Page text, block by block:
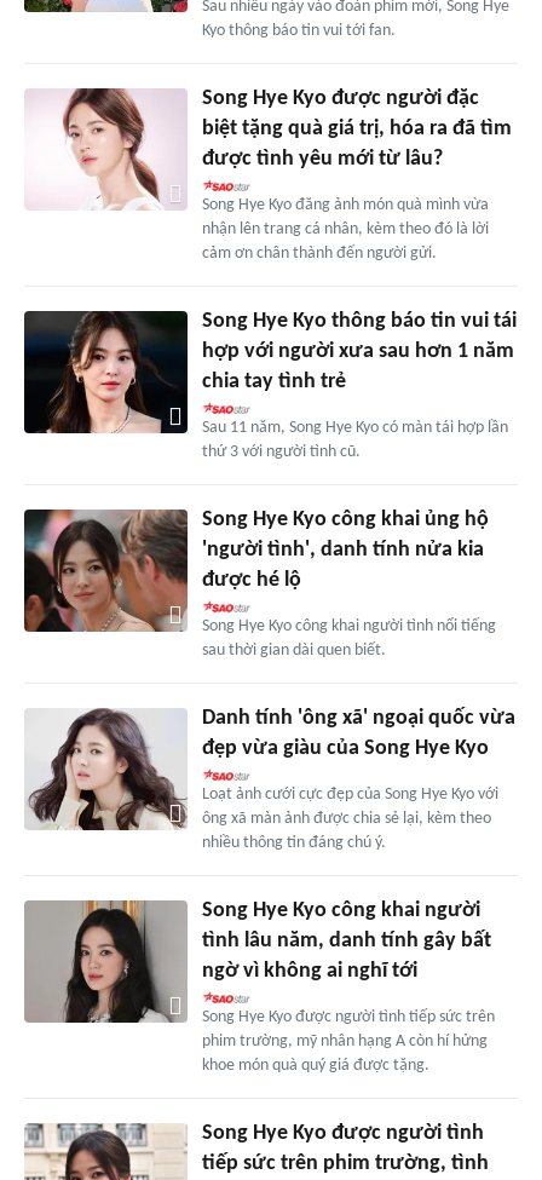
Sau nhiều ngày vào đoàn phim mới, Song Hye
Kyo thông báo tin vui tới fan.
Song Hye Kyo được người đặc
biệt tặng quà giá trị, hóa ra đã tìm
được tình yêu mới từ lâu?
Song Hye Kyo đăng ảnh món quà mình vừa
nhận lên trang cá nhân, kèm theo đó là lời
cảm ơn chân thành đến người gửi.
Song Hye Kyo thông báo tin vui tái
hợp với người xưa sau hơn 1 năm
chia tay tình trẻ
Sau 11 năm, Song Hye Kyo có màn tái hợp lần
thứ 3 với người tình cũ.
Song Hye Kyo công khai ủng hộ
'người tình', danh tính nửa kia
được hé lộ
Song Hye Kyo công khai người tình nổi tiếng
sau thời gian dài quen biết.
Danh tính 'ông xã' ngoại quốc vừa
đẹp vừa giàu của Song Hye Kyo
Loạt ảnh cưới cực đẹp của Song Hye Kyo với
ông xã màn ảnh được chia sẻ lại, kèm theo
nhiều thông tin đáng chú ý.
Song Hye Kyo công khai người
tình lâu năm, danh tính gây bất
ngờ vì không ai nghĩ tới
Song Hye Kyo được người tình tiếp sức trên
phim trường, mỹ nhân hạng A còn hí hửng
khoe món quà quý giá được tặng.
Song Hye Kyo được người tình
tiếp sức trên phim trường, tình